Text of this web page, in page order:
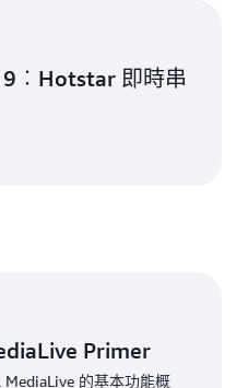
即時串
Primer
的基本功能概